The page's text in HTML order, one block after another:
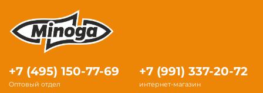
+7 (495) 150-77-69
Оптовый отдел
+7 (991) 337-20-72
интернет-магазин